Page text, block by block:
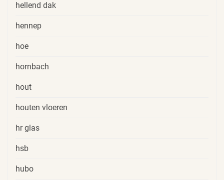
hellend dak
hennep
hoe
hornbach
hout
houten vloeren
hr glas
hsb
hubo